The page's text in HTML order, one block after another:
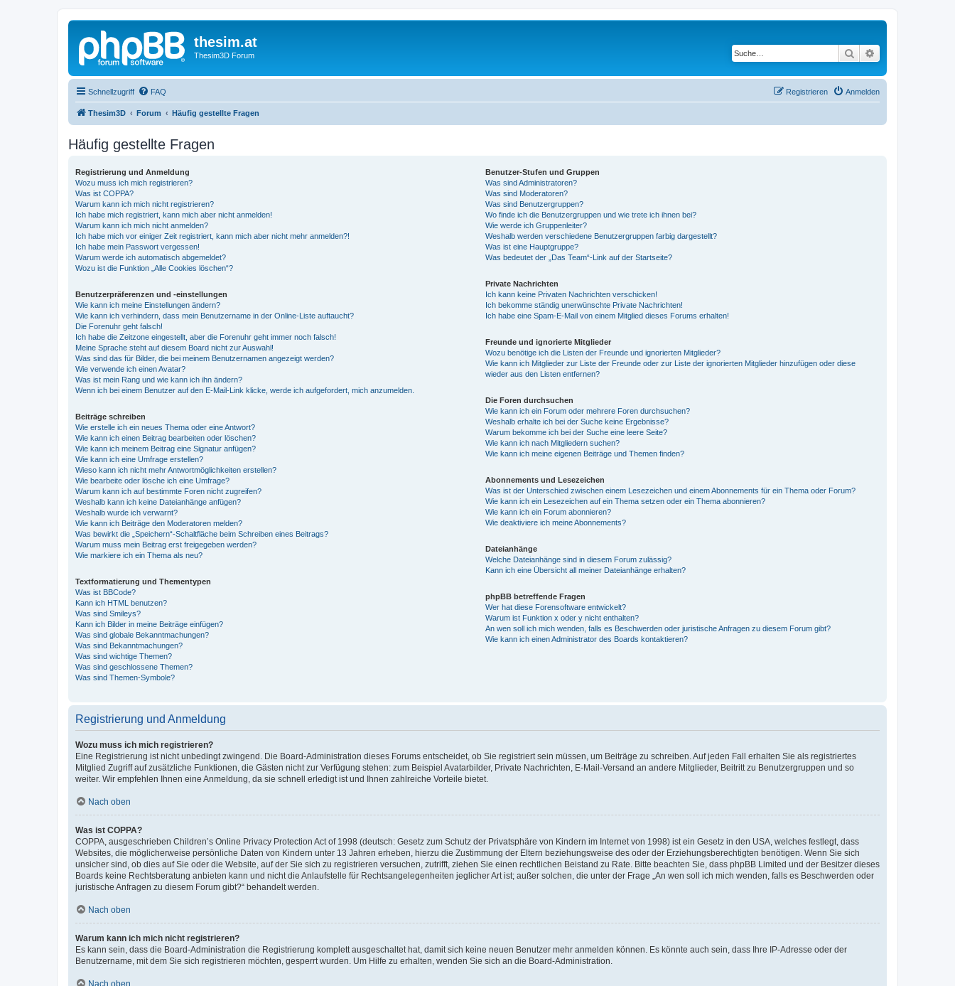
thesim.at
Thesim3D Forum Suche
Schnellzugriff FAQ Anmelden
Registrieren
Thesim3D Forum Häufig gestellte Fragen
Häufig gestellte Fragen
Registrierung und Anmeldung
Wozu muss ich mich registrieren?
Was ist COPPA?
Warum kann ich mich nicht registrieren?
Ich habe mich registriert, kann mich aber nicht anmelden!
Warum kann ich mich nicht anmelden?
Ich habe mich vor einiger Zeit registriert, kann mich aber nicht mehr anmelden?!
Ich habe mein Passwort vergessen!
Warum werde ich automatisch abgemeldet?
Wozu ist die Funktion „Alle Cookies löschen“?
Benutzerpräferenzen und -einstellungen
Wie kann ich meine Einstellungen ändern?
Wie kann ich verhindern, dass mein Benutzername in der Online-Liste auftaucht?
Die Forenuhr geht falsch!
Ich habe die Zeitzone eingestellt, aber die Forenuhr geht immer noch falsch!
Meine Sprache steht auf diesem Board nicht zur Auswahl!
Was sind das für Bilder, die bei meinem Benutzernamen angezeigt werden?
Wie verwende ich einen Avatar?
Was ist mein Rang und wie kann ich ihn ändern?
Wenn ich bei einem Benutzer auf den E-Mail-Link klicke, werde ich aufgefordert, mich anzumelden.
Beiträge schreiben
Wie erstelle ich ein neues Thema oder eine Antwort?
Wie kann ich einen Beitrag bearbeiten oder löschen?
Wie kann ich meinem Beitrag eine Signatur anfügen?
Wie kann ich eine Umfrage erstellen?
Wieso kann ich nicht mehr Antwortmöglichkeiten erstellen?
Wie bearbeite oder lösche ich eine Umfrage?
Warum kann ich auf bestimmte Foren nicht zugreifen?
Weshalb kann ich keine Dateianhänge anfügen?
Weshalb wurde ich verwarnt?
Wie kann ich Beiträge den Moderatoren melden?
Was bewirkt die „Speichern“-Schaltfläche beim Schreiben eines Beitrags?
Warum muss mein Beitrag erst freigegeben werden?
Wie markiere ich ein Thema als neu?
Textformatierung und Thementypen
Was ist BBCode?
Kann ich HTML benutzen?
Was sind Smileys?
Kann ich Bilder in meine Beiträge einfügen?
Was sind globale Bekanntmachungen?
Was sind Bekanntmachungen?
Was sind wichtige Themen?
Was sind geschlossene Themen?
Was sind Themen-Symbole?
Benutzer-Stufen und Gruppen
Was sind Administratoren?
Was sind Moderatoren?
Was sind Benutzergruppen?
Wo finde ich die Benutzergruppen und wie trete ich ihnen bei?
Wie werde ich Gruppenleiter?
Weshalb werden verschiedene Benutzergruppen farbig dargestellt?
Was ist eine Hauptgruppe?
Was bedeutet der „Das Team“-Link auf der Startseite?
Private Nachrichten
Ich kann keine Privaten Nachrichten verschicken!
Ich bekomme ständig unerwünschte Private Nachrichten!
Ich habe eine Spam-E-Mail von einem Mitglied dieses Forums erhalten!
Freunde und ignorierte Mitglieder
Wozu benötige ich die Listen der Freunde und ignorierten Mitglieder?
Wie kann ich Mitglieder zur Liste der Freunde oder zur Liste der ignorierten Mitglieder hinzufügen oder diese
wieder aus den Listen entfernen?
Die Foren durchsuchen
Wie kann ich ein Forum oder mehrere Foren durchsuchen?
Weshalb erhalte ich bei der Suche keine Ergebnisse?
Warum bekomme ich bei der Suche eine leere Seite?
Wie kann ich nach Mitgliedern suchen?
Wie kann ich meine eigenen Beiträge und Themen finden?
Abonnements und Lesezeichen
Was ist der Unterschied zwischen einem Lesezeichen und einem Abonnements für ein Thema oder Forum?
Wie kann ich ein Lesezeichen auf ein Thema setzen oder ein Thema abonnieren?
Wie kann ich ein Forum abonnieren?
Wie deaktiviere ich meine Abonnements?
Dateianhänge
Welche Dateianhänge sind in diesem Forum zulässig?
Kann ich eine Übersicht all meiner Dateianhänge erhalten?
phpBB betreffende Fragen
Wer hat diese Forensoftware entwickelt?
Warum ist Funktion x oder y nicht enthalten?
An wen soll ich mich wenden, falls es Beschwerden oder juristische Anfragen zu diesem Forum gibt?
Wie kann ich einen Administrator des Boards kontaktieren?
Registrierung und Anmeldung
Wozu muss ich mich registrieren?
Eine Registrierung ist nicht unbedingt zwingend. Die Board-Administration dieses Forums entscheidet, ob Sie registriert sein müssen, um Beiträge zu schreiben. Auf jeden Fall erhalten Sie als registriertes
Mitglied Zugriff auf zusätzliche Funktionen, die Gästen nicht zur Verfügung stehen: zum Beispiel Avatarbilder, Private Nachrichten, E-Mail-Versand an andere Mitglieder, Beitritt zu Benutzergruppen und so
weiter. Wir empfehlen Ihnen eine Anmeldung, da sie schnell erledigt ist und Ihnen zahlreiche Vorteile bietet.
Nach oben
Was ist COPPA?
COPPA, ausgeschrieben Children’s Online Privacy Protection Act of 1998 (deutsch: Gesetz zum Schutz der Privatsphäre von Kindern im Internet von 1998) ist ein Gesetz in den USA, welches festlegt, dass
Websites, die möglicherweise persönliche Daten von Kindern unter 13 Jahren erheben, hierzu die Zustimmung der Eltern beziehungsweise des oder der Erziehungsberechtigten benötigen. Wenn Sie sich
unsicher sind, ob dies auf Sie oder die Website, auf der Sie sich zu registrieren versuchen, zutrifft, ziehen Sie einen rechtlichen Beistand zu Rate. Bitte beachten Sie, dass phpBB Limited und der Besitzer dieses
Boards keine Rechtsberatung anbieten kann und nicht die Anlaufstelle für Rechtsangelegenheiten jeglicher Art ist; außer solchen, die unter der Frage „An wen soll ich mich wenden, falls es Beschwerden oder
juristische Anfragen zu diesem Forum gibt?“ behandelt werden.
Nach oben
Warum kann ich mich nicht registrieren?
Es kann sein, dass die Board-Administration die Registrierung komplett ausgeschaltet hat, damit sich keine neuen Benutzer mehr anmelden können. Es könnte auch sein, dass Ihre IP-Adresse oder der
Benutzername, mit dem Sie sich registrieren möchten, gesperrt wurden. Um Hilfe zu erhalten, wenden Sie sich an die Board-Administration.
Nach oben